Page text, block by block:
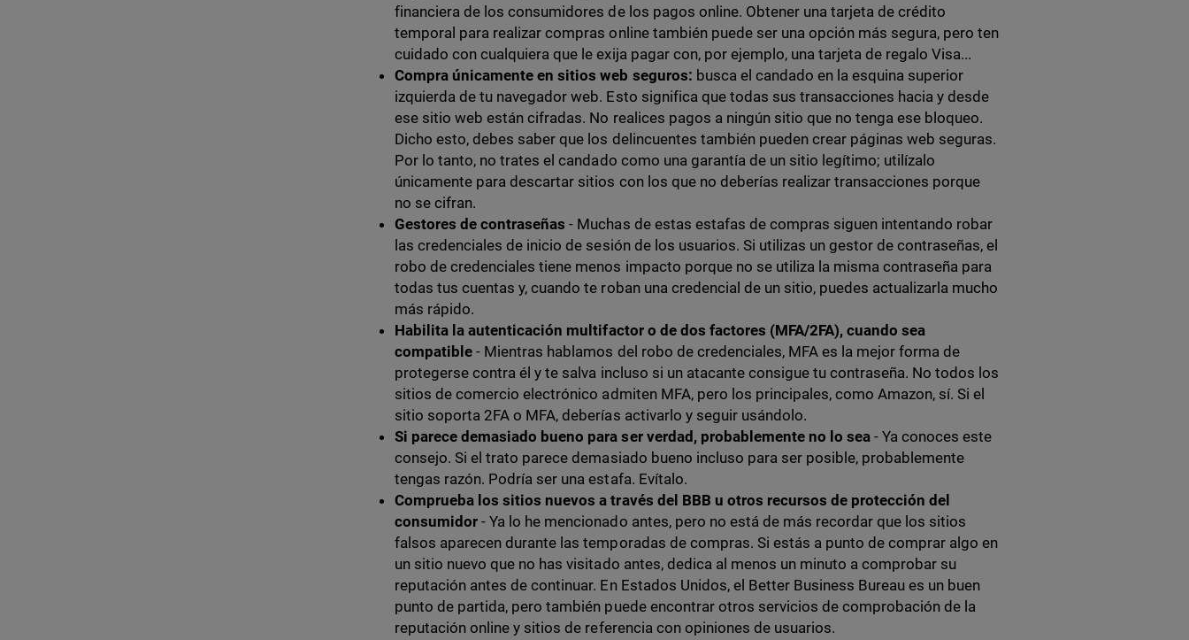
financiera de los consumidores de los pagos online. Obtener una tarjeta de crédito
temporal para realizar compras online también puede ser una opción más segura, pero ten
cuidado con cualquiera que le exija pagar con, por ejemplo, una tarjeta de regalo Visa...
Compra únicamente en sitios web seguros: busca el candado en la esquina superior
izquierda de tu navegador web. Esto significa que todas sus transacciones hacia y desde
ese sitio web están cifradas. No realices pagos a ningún sitio que no tenga ese bloqueo.
Dicho esto, debes saber que los delincuentes también pueden crear páginas web seguras.
Por lo tanto, no trates el candado como una garantía de un sitio legítimo; utilízalo
únicamente para descartar sitios con los que no deberías realizar transacciones porque
no se cifran.
Gestores de contraseñas - Muchas de estas estafas de compras siguen intentando robar
las credenciales de inicio de sesión de los usuarios. Si utilizas un gestor de contraseñas, el
robo de credenciales tiene menos impacto porque no se utiliza la misma contraseña para
todas tus cuentas y, cuando te roban una credencial de un sitio, puedes actualizarla mucho
más rápido.
Habilita la autenticación multifactor o de dos factores (MFA/2FA), cuando sea
compatible - Mientras hablamos del robo de credenciales, MFA es la mejor forma de
protegerse contra él y te salva incluso si un atacante consigue tu contraseña. No todos los
sitios de comercio electrónico admiten MFA, pero los principales, como Amazon, sí. Si el
sitio soporta 2FA o MFA, deberías activarlo y seguir usándolo.
Si parece demasiado bueno para ser verdad, probablemente no lo sea - Ya conoces este
consejo. Si el trato parece demasiado bueno incluso para ser posible, probablemente
tengas razón. Podría ser una estafa. Evítalo.
Comprueba los sitios nuevos a través del BBB u otros recursos de protección del
consumidor - Ya lo he mencionado antes, pero no está de más recordar que los sitios
falsos aparecen durante las temporadas de compras. Si estás a punto de comprar algo en
un sitio nuevo que no has visitado antes, dedica al menos un minuto a comprobar su
reputación antes de continuar. En Estados Unidos, el Better Business Bureau es un buen
punto de partida, pero también puede encontrar otros servicios de comprobación de la
reputación online y sitios de referencia con opiniones de usuarios.